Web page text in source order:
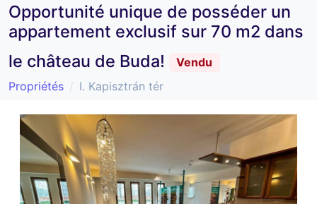
Opportunité unique de posséder un
appartement exclusif sur 70 m2 dans
le château de Buda!
Vendu
Propriétés
I. Kapisztrán tér